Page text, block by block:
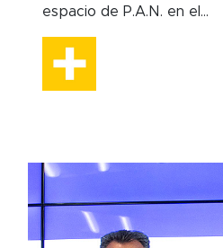
espacio de P.A.N. en el...